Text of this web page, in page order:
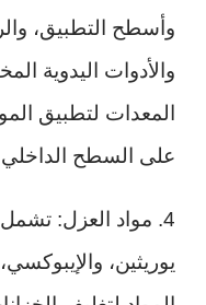
وأسطح التطبيق،
والأدوات اليدوية
المعدات لتطبيق
على السطح الداخلي
4. مواد العزل:
يوريثين،